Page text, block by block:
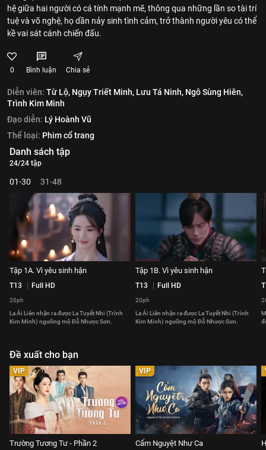
hệ giữa hai người có cá tính mạnh mẽ, thông qua những lần so tài trí
tuệ và võ nghệ, họ dần nảy sinh tình cảm, trở thành người yêu có thể
kề vai sát cánh chiến đấu.
0 Bình luận Chia sẻ
Diễn viên: Từ Lộ, Ngụy Triết Minh, Lưu Tá Ninh, Ngô Sùng Hiên,
Trình Kim Minh
Đạo diễn: Lý Hoành Vũ
Thể loại: Phim cổ trang
Danh sách tập
24/24 tập
01-30 31-48
Tập 1A. Vì yêu sinh hận
T13 Full HD
20ph
La Ái Liên nhận ra được La Tuyết Nhi (Trình
Kim Minh) ngưỡng mộ Đỗ Nhược Sơn.
Tập 1B. Vì yêu sinh hận
T13 Full HD
20ph
La Ái Liên nhận ra được La Tuyết Nhi (Trình
Kim Minh) ngưỡng mộ Đỗ Nhược Sơn.
Đề xuất cho bạn
VIP
Trường Tương Tư - Phần 2
VIP
Cẩm Nguyệt Như Ca